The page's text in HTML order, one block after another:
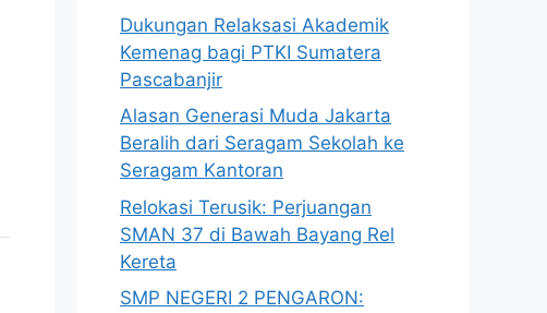
Dukungan Relaksasi Akademik
Kemenag bagi PTKI Sumatera
Pascabanjir
Alasan Generasi Muda Jakarta
Beralih dari Seragam Sekolah ke
Seragam Kantoran
Relokasi Terusik: Perjuangan
SMAN 37 di Bawah Bayang Rel
Kereta
SMP NEGERI 2 PENGARON: